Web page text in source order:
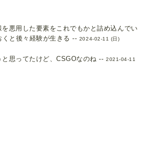
を悪用した要素をこれでもかと詰め込んでい
くと後々経験が生きる -- 2024-02-11 (日)
と思ってたけど、CSGOなのね --2021-04-11